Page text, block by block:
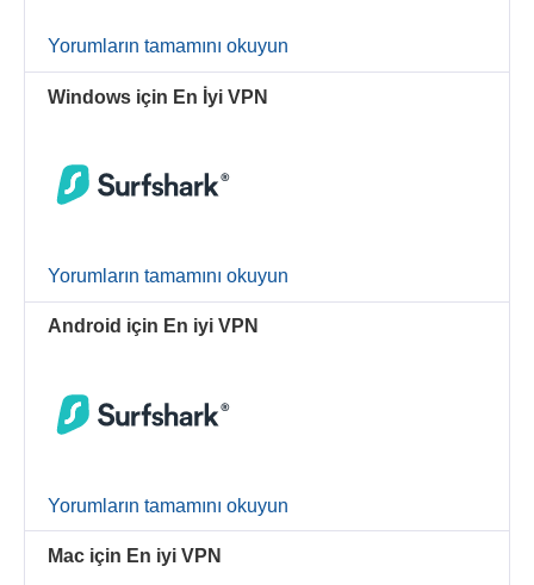
Yorumların tamamını okuyun
Windows için En İyi VPN
Yorumların tamamını okuyun
Android için En iyi VPN
Yorumların tamamını okuyun
Mac için En iyi VPN